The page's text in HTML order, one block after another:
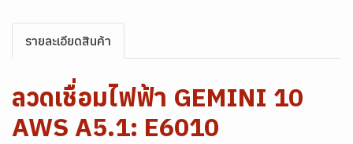
รายละเอียดสินค้า
ลวดเชื่อมไฟฟ้า GEMINI 10
AWS A5.1: E6010